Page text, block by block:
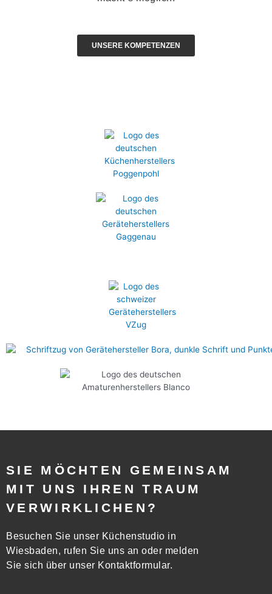
UNSERE KOMPETENZEN
SIE MÖCHTEN GEMEINSAM
MIT UNS IHREN TRAUM
VERWIRKLICHEN?
Besuchen Sie unser Küchenstudio in
Wiesbaden, rufen Sie uns an oder melden
Sie sich über unser Kontaktformular.